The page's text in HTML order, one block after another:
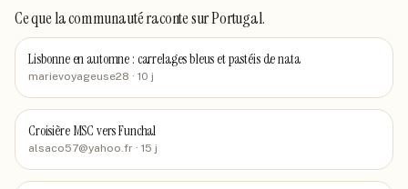
Ce que la communauté racontesur Portugal.
Lisbonne en automne : carrelages bleus et pastéis de nata
marievoyageuse28 · 10 j
Croisière MSC vers Funchal
alsaco57@yahoo.fr · 15 j